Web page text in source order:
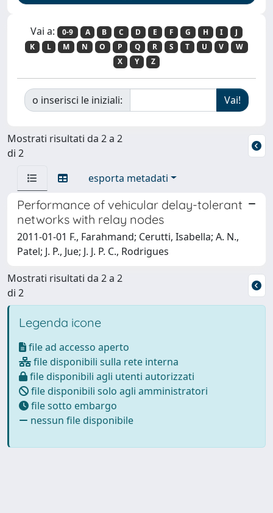
Vai a: 0-9 A B C D E F G H I
J
K
L M N O P Q R S T U V
W
X
Y Z
o inserisci le iniziali:
Mostrati risultati da 2 a 2
di 2
esporta metadati
Performance of vehicular delay-tolerant
networks with relay nodes
2011-01-01 F., Farahmand; Cerutti, Isabella; A. N.,
Patel; J. P., Jue; J. J. P. C., Rodrigues
Mostrati risultati da 2 a 2
di 2
Legenda icone
file ad accesso aperto
file disponibili sulla rete interna
file disponibili agli utenti autorizzati
file disponibili solo agli amministratori
file sotto embargo
nessun file disponibile